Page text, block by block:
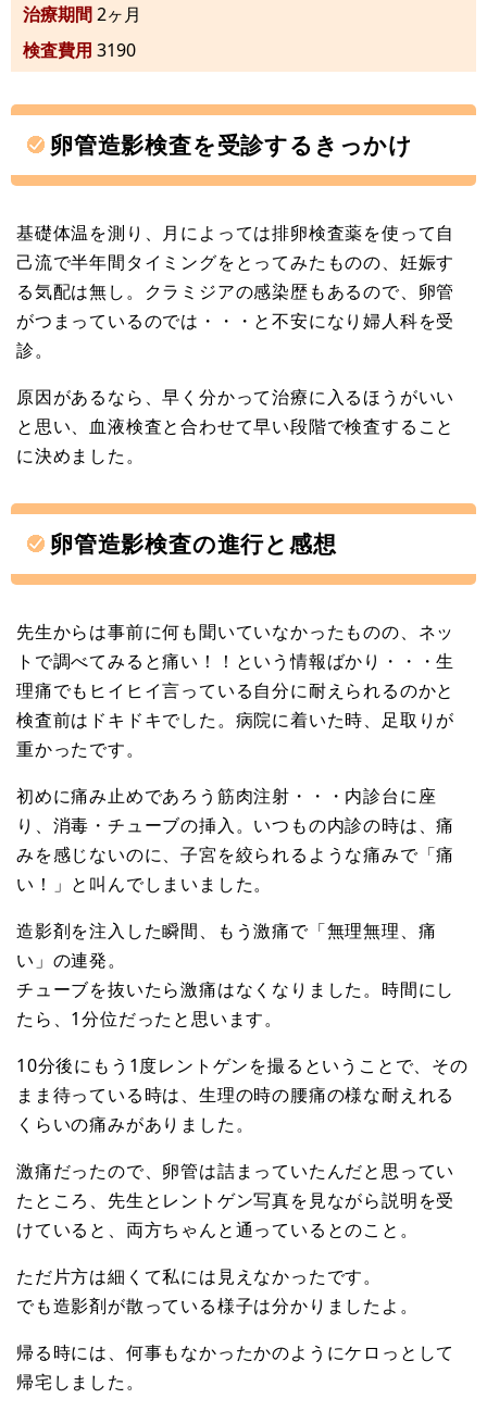
治療期間2ヶ月
検査費用 3190
卵管造影検査を受診するきっかけ
基礎体温を測り、月によっては排卵検査薬を使って自
己流で半年間タイミングをとってみたものの、妊娠す
る気配は無し。クラミジアの感染歴もあるので、卵管
がつまっているのでは・・・と不安になり婦人科を受
診。
原因があるなら、早く分かって治療に入るほうがいい
と思い、血液検査と合わせて早い段階で検査すること
に決めました。
卵管造影検査の進行と感想
先生からは事前に何も聞いていなかったものの、ネッ
トで調べてみると痛い！！という情報ばかり・・・生
理痛でもヒイヒイ言っている自分に耐えられるのかと
検査前はドキドキでした。病院に着いた時、足取りが
重かったです。
初めに痛み止めであろう筋肉注射・・・内診台に座
り、消毒・チューブの挿入。いつもの内診の時は、痛
みを感じないのに、子宮を絞られるような痛みで「痛
い！」と叫んでしまいました。
造影剤を注入した瞬間、もう激痛で「無理無理、痛
い」の連発。
チューブを抜いたら激痛はなくなりました。時間にし
たら、1分位だったと思います。
10分後にもう1度レントゲンを撮るということで、その
まま待っている時は、生理の時の腰痛の様な耐えれる
くらいの痛みがありました。
激痛だったので、卵管は詰まっていたんだと思ってい
たところ、先生とレントゲン写真を見ながら説明を受
けていると、両方ちゃんと通っているとのこと。
ただ片方は細くて私には見えなかったです。
でも造影剤が散っている様子は分かりましたよ。
帰る時には、何事もなかったかのようにケロっとして
帰宅しました。